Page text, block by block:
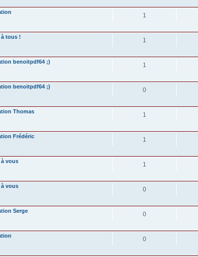
1
tous !
1
benoitpdf64 ;)
1
benoitpdf64 ;)
0
Thomas
1
Frédéric
1
vous
1
vous
0
Serge
0
0